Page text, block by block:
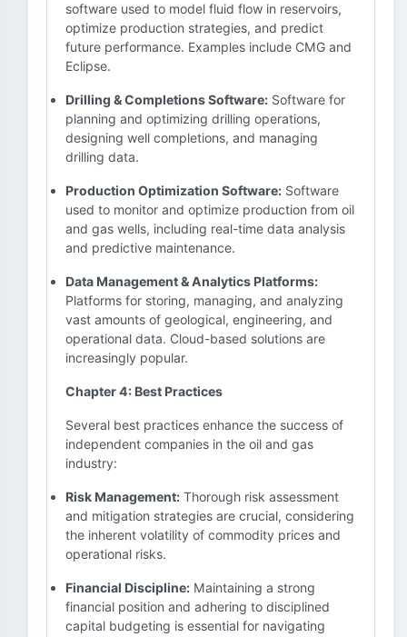
software used to model fluid flow in reservoirs,
optimize production strategies, and predict
future performance. Examples include CMG and
Eclipse.
Drilling & Completions Software: Software for
planning and optimizing drilling operations,
designing well completions, and managing
drilling data.
Production Optimization Software: Software
used to monitor and optimize production from oil
and gas wells, including real-time data analysis
and predictive maintenance.
Data Management & Analytics Platforms:
Platforms for storing, managing, and analyzing
vast amounts of geological, engineering, and
operational data. Cloud-based solutions are
increasingly popular.
Chapter 4: Best Practices
Several best practices enhance the success of
independent companies in the oil and gas
industry:
Risk Management: Thorough risk assessment
and mitigation strategies are crucial, considering
the inherent volatility of commodity prices and
operational risks.
Financial Discipline: Maintaining a strong
financial position and adhering to disciplined
capital budgeting is essential for navigating